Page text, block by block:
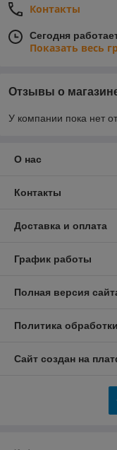
Контакты
Сегодня
Показать весь
Отзывы о
У компании пока нет
О нас
Контакты
Доставка и оплата
График работы
Полная версия
Политика
Сайт создан на